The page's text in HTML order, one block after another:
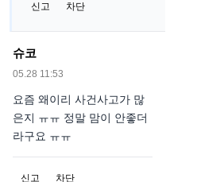
신고 차단
슈코
05.28 11:53
요즘 왜이리 사건사고가 많
은지 ㅠㅠ 정말 맘이 안좋더
라구요 ㅠㅠ
신고 차단